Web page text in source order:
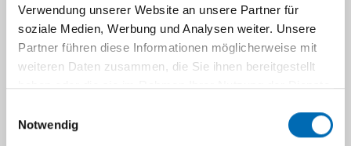
Verwendung unserer Website an unsere Partner für
soziale Medien, Werbung und Analysen weiter. Unsere
Partner führen diese Informationen möglicherweise mit
weiteren Daten zusammen, die Sie ihnen bereitgestellt
haben oder die sie im Rahmen Ihrer Nutzung der Dienste
Notwendig
Klinische Indikationen
Mykologische Untersuchungen